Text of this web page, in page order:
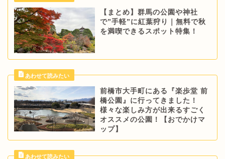
【まとめ】群馬の公園や神社
で”手軽”に紅葉狩り｜無料で秋
を満喫できるスポット特集！
前橋市大手町にある『楽歩堂 前
橋公園』に行ってきました！
様々な楽しみ方が出来るすごく
オススメの公園！【おでかけマ
ップ】